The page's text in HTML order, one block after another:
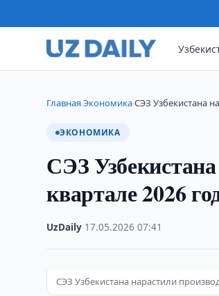
Главная›Экономика›СЭЗ Узбекистана
ЭКОНОМИКА
СЭЗ
квартале 2026
UzDaily 17.05.2026 ·07:41
СЭЗ Узбекистана нарастили